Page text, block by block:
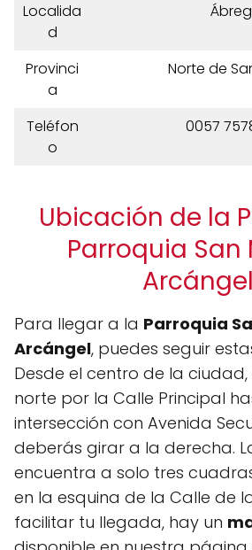
Localida
d
Provinci
a
Norte de
Teléfon
o
0057
Ubicación de la
Parroquia San
Arcángel
Para llegar a la Parroquia
Arcángel, puedes seguir
Desde el centro de la
norte por la Calle Principal
intersección con Avenida
deberás girar a la derecha.
encuentra a solo tres
en la esquina de la Calle de
facilitar tu llegada, hay un